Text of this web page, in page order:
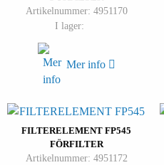
Artikelnummer: 4951170
I lager:
Mer info
FILTERELEMENT FP545
FÖRFILTER
Artikelnummer: 4951172